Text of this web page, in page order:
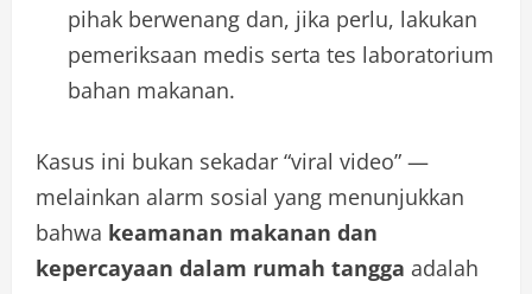
pihak berwenang dan, jika perlu, lakukan
pemeriksaan medis serta tes laboratorium
bahan makanan.
Kasus ini bukan sekadar “viral video” —
melainkan alarm sosial yang menunjukkan
bahwa keamanan makanan dan
kepercayaan dalam rumah tangga adalah